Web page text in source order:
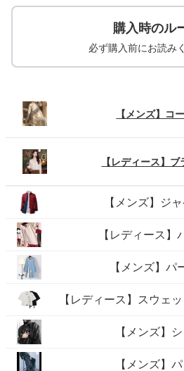
購入時のル
必ず購入前にお読み
【メンズ】コ
【レディース】ブ
【メンズ】ジ
【レディース】
【メンズ】パ
【レディース】スウェ
【メンズ】
【メンズ】